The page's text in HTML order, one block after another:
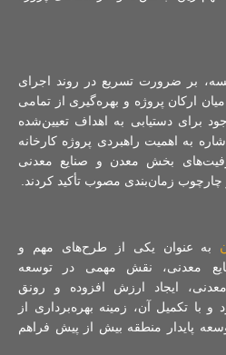
بر ضرورت تسریع در روند اجرای
ارکان پروژه و بهره‌گیری از تمامی
برای دستیابی به اهداف تعیین‌شده
به اهمیت راهبردی پروژه کارخانه
بخش معدن و صنایع معدنی
زمان‌بندی مصوب تأکید کردند.
به عنوان یکی از طرح‌های مهم و
معدنی، نقش مهمی در توسعه
ایجاد ارزش افزوده و رونق
و با تکمیل آن، زمینه بهره‌برداری از
پایدار منطقه بیش از پیش فراهم